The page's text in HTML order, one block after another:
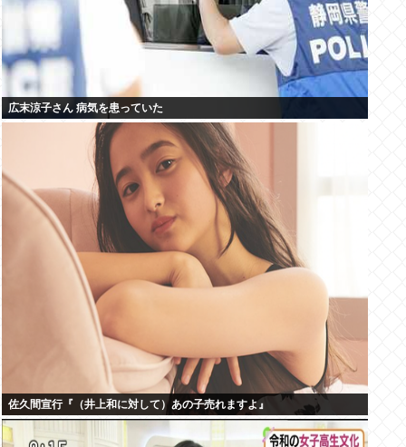
広末涼子さん 病気を患っていた
佐久間宣行『（井上和に対して）あの子売れますよ』